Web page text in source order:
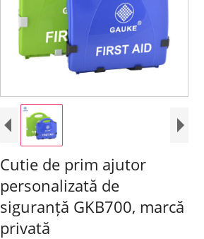
Cutie de prim ajutor
personalizată de
siguranță GKB700, marcă
privată